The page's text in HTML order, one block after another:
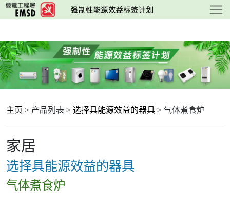
跳
至
要
内
容
主页 > 产品列表 > 选择具能源效益的器具 > 气体煮食炉
家居
选择具能源效益的器具
气体煮食炉